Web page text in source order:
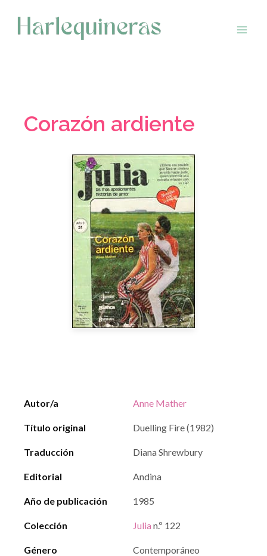
contenido
Corazón ardiente
Autor/a Anne Mather
Título original Duelling Fire (1982)
Traducción Diana Shrewbury
Editorial Andina
Año de publicación 1985
Colección Julia n.º 122
Género Contemporáneo